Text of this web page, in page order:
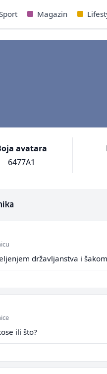
Magazin
avatara
6477A1
državljanstva i
ili što?